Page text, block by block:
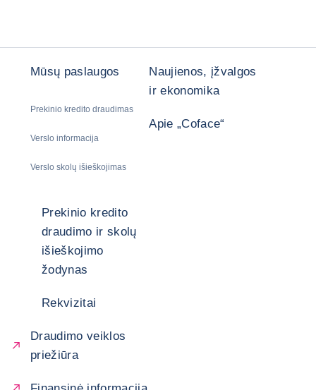
Mūsų paslaugos
Prekinio kredito draudimas
Verslo informacija
Verslo skolų išieškojimas
Naujienos, įžvalgos
ir ekonomika
Apie „Coface“
Prekinio kredito
draudimo ir skolų
išieškojimo
žodynas
Rekvizitai
Draudimo veiklos
priežiūra